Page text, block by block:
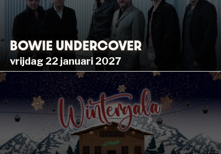
BOWIE UNDERCOVER
vrijdag 22 januari 2027